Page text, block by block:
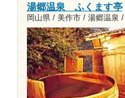
湯郷温泉 ふくます亭
岡山県 / 美作市 / 湯郷温泉 /